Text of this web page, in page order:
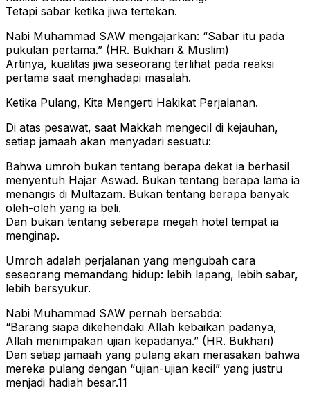
Tetapi sabar ketika jiwa tertekan.
Nabi Muhammad SAW mengajarkan: “Sabar itu pada
pukulan pertama.” (HR. Bukhari & Muslim)
Artinya, kualitas jiwa seseorang terlihat pada reaksi
pertama saat menghadapi masalah.
Ketika Pulang, Kita Mengerti Hakikat Perjalanan.
Di atas pesawat, saat Makkah mengecil di kejauhan,
setiap jamaah akan menyadari sesuatu:
Bahwa umroh bukan tentang berapa dekat ia berhasil
menyentuh Hajar Aswad. Bukan tentang berapa lama ia
menangis di Multazam. Bukan tentang berapa banyak
oleh-oleh yang ia beli.
Dan bukan tentang seberapa megah hotel tempat ia
menginap.
Umroh adalah perjalanan yang mengubah cara
seseorang memandang hidup: lebih lapang, lebih sabar,
lebih bersyukur.
Nabi Muhammad SAW pernah bersabda:
“Barang siapa dikehendaki Allah kebaikan padanya,
Allah menimpakan ujian kepadanya.” (HR. Bukhari)
Dan setiap jamaah yang pulang akan merasakan bahwa
mereka pulang dengan “ujian-ujian kecil” yang justru
menjadi hadiah besar.11